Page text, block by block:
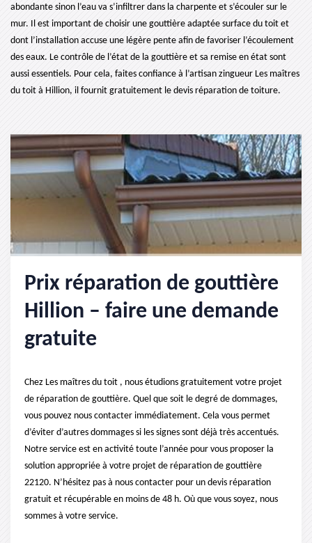
abondante sinon l’eau va s’infiltrer dans la charpente et s’écouler sur le
mur. Il est important de choisir une gouttière adaptée surface du toit et
dont l’installation accuse une légère pente afin de favoriser l’écoulement
des eaux. Le contrôle de l’état de la gouttière et sa remise en état sont
aussi essentiels. Pour cela, faites confiance à l’artisan zingueur Les maîtres
du toit à Hillion, il fournit gratuitement le devis réparation de toiture.
Prix réparation de gouttière
Hillion – faire une demande
gratuite
Chez Les maîtres du toit , nous étudions gratuitement votre projet
de réparation de gouttière. Quel que soit le degré de dommages,
vous pouvez nous contacter immédiatement. Cela vous permet
d’éviter d’autres dommages si les signes sont déjà très accentués.
Notre service est en activité toute l’année pour vous proposer la
solution appropriée à votre projet de réparation de gouttière
22120. N’hésitez pas à nous contacter pour un devis réparation
gratuit et récupérable en moins de 48 h. Où que vous soyez, nous
sommes à votre service.